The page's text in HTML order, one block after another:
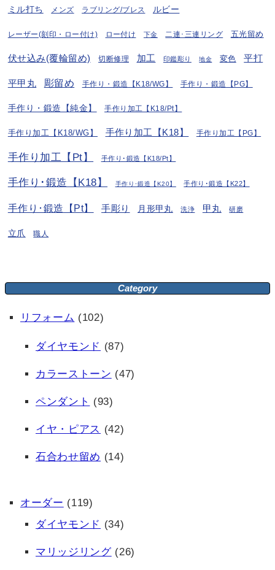
ミル打ち メンズ ラブリング/ブレス ルビー
レーザー(刻印・ロー付け) ロー付け 下金 二連･三連リング 五光留め
伏せ込み(覆輪留め) 切断修理 加工 印鑑彫り 地金 変色 平打
平甲丸 彫留め 手作り・鍛造【K18/WG】 手作り・鍛造【PG】
手作り・鍛造【純金】 手作り加工【K18/Pt】
手作り加工【K18/WG】 手作り加工【K18】 手作り加工【PG】
手作り加工【Pt】 手作り･鍛造【K18/Pt】
手作り･鍛造【K18】 手作り･鍛造【K20】 手作り･鍛造【K22】
手作り･鍛造【Pt】 手彫り 月形甲丸 洗浄 甲丸 研磨
立爪 職人
Category
リフォーム (102)
ダイヤモンド (87)
カラーストーン (47)
ペンダント (93)
イヤ・ピアス (42)
石合わせ留め (14)
オーダー (119)
ダイヤモンド (34)
マリッジリング(26)